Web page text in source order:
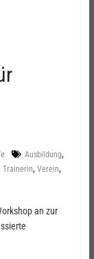
Ausbildung,
Trainerin, Verein,
an zur